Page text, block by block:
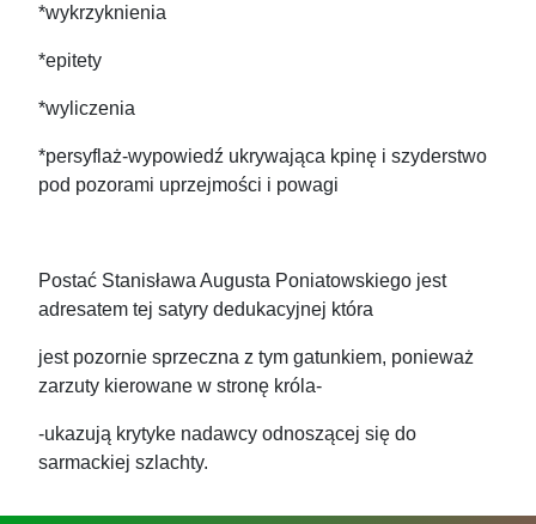
*wykrzyknienia
*epitety
*wyliczenia
*persyflaż-wypowiedź ukrywająca kpinę i szyderstwo
pod pozorami uprzejmości i powagi
Postać Stanisława Augusta Poniatowskiego jest
adresatem tej satyry dedukacyjnej która
jest pozornie sprzeczna z tym gatunkiem, ponieważ
zarzuty kierowane w stronę króla-
-ukazują krytyke nadawcy odnoszącej się do
sarmackiej szlachty.